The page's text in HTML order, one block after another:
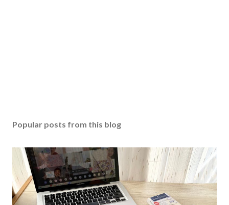
Popular posts from this blog